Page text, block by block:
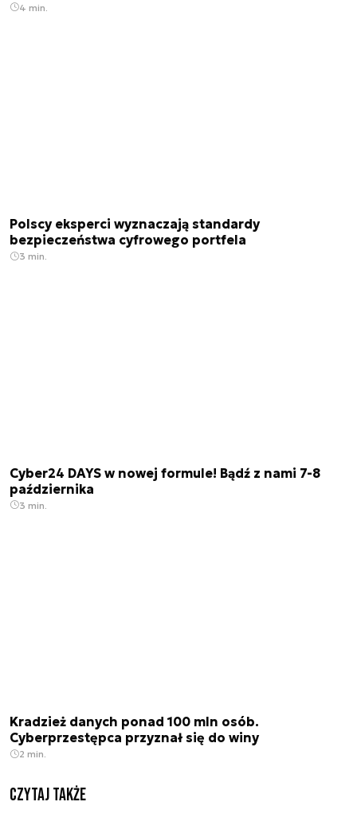
4 min.
Polscy eksperci wyznaczają standardy
bezpieczeństwa cyfrowego portfela
3 min.
Cyber24 DAYS w nowej formule! Bądź z nami 7-8
października
3 min.
Kradzież danych ponad 100 mln osób.
Cyberprzestępca przyznał się do winy
2 min.
Czytaj także